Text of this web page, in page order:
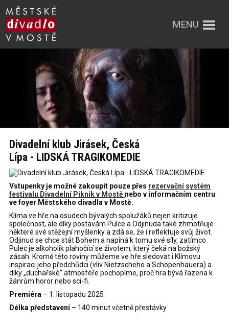
MENU
Divadelní klub Jirásek, Česká
Lípa - LIDSKÁ TRAGIKOMEDIE
Vstupenky je možné zakoupit pouze přes rezervační systém
festivalu Divadelní Piknik v Mostě nebo v informačním centru
ve foyer Městského divadla v Mostě.
Klíma ve hře na osudech bývalých spolužáků nejen kritizuje
společnost, ale díky postavám Pulce a Odjinuda také zhmotňuje
některé své stěžejní myšlenky a zdá se, že i reflektuje svůj život.
Odjinud se chce stát Bohem a napíná k tomu své síly, zatímco
Pulecje alkoholik plahočící se životem, kteryčeká na božský
zásah. Kromě této roviny můžeme ve hře sledovat i Klímovu
inspiraci jeho předchůdci (vliv Nietzscheho a Schopenhauera) a
díky „duchařské“atmosféře pochopíme, proč hra bývá řazena k
žánrům horor nebo sci-fi.
Premiéra – 1. listopadu 2025
Délka představení– 140 minut včetně přestávky